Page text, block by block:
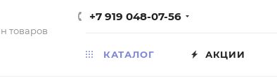
товаров
+7 919 048-07-56
КАТАЛОГ АКЦИИ